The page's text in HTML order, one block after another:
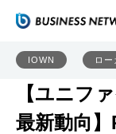
IOWN ロー
【ユニフ
最新動向